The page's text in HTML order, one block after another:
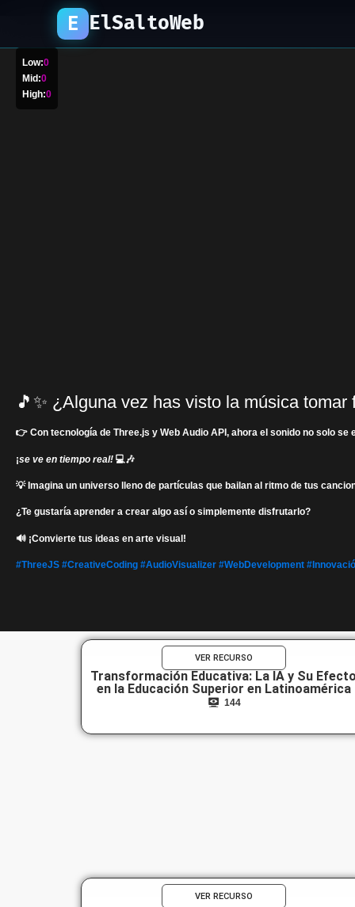
E ElSaltoWeb
🎵✨ ¿Alguna vez has visto la música tomar
👉 Con tecnología de Three.js y Web Audio API , ahora el sonido no solo se
¡se ve en tiempo real! 💻🎶
💡 Imagina un universo lleno de partículas que bailan al ritmo de tus
¿Te gustaría aprender a crear algo así o simplemente disfrutarlo?
🔊 ¡Convierte tus ideas en arte visual!
#ThreeJS #CreativeCoding #AudioVisualizer #WebDevelopment
Low:0
Mid:0
High:0
VER RECURSO
Transformación Educativa: La IA y Su Efecto
en la Educación Superior en Latinoamérica
144
VER RECURSO